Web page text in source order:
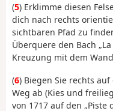
(5) Erklimme diesen
dich nach rechts
sichtbaren Pfad zu
Überquere den Bach
Kreuzung mit dem
(6) Biegen Sie rechts
Weg ab (Kies und
von 1717 auf den „Piste